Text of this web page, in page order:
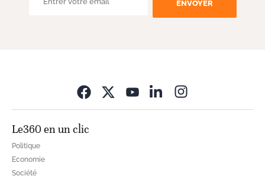
ENVOYER
Le360 en un clic
Politique
Economie
Société